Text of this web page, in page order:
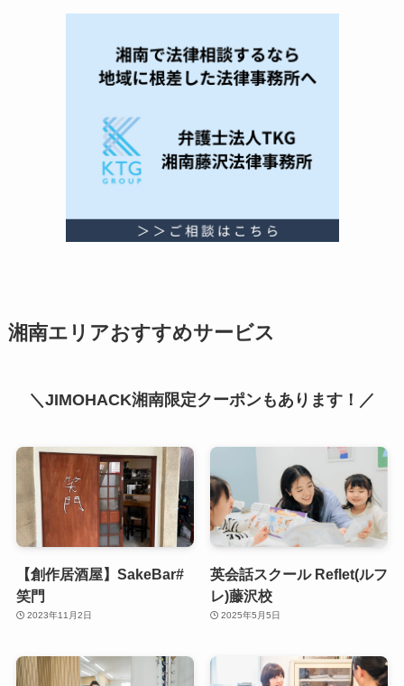
湘南エリアおすすめサービス
＼JIMOHACK湘南限定クーポンもあります！／
【創作居酒屋】SakeBar#
笑門
2023年11月2日
英会話スクール Reflet(ルフ
レ)藤沢校
2025年5月5日